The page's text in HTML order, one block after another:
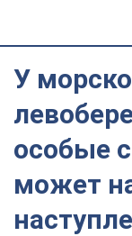
У
особые
может